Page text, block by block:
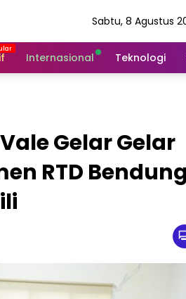
Sabtu, 8 Agustus
Internasional Teknologi
Gelar Gelar
RTD